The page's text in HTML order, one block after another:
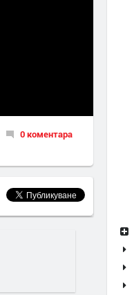
0 коментара